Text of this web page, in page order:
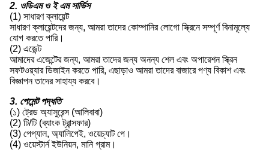
2. ওডিএম ও ই এম সার্ভিস
(1) সাধারণ ক্লায়েন্ট
সাধারণ ক্লায়েন্টদের জন্য, আমরা তাদের কোম্পানির লোগো স্ক্রিনে সম্পূর্ণ বিনামূল্যে
যোগ করতে পারি।
(2) এজেন্ট
আমাদের এজেন্টের জন্য, আমরা তাদের জন্য অনন্য শেল এবং অপারেশন স্ক্রিন
সফটওয়্যার ডিজাইন করতে পারি, এছাড়াও আমরা তাদের বাজারে পণ্য বিকাশ এবং
বিজ্ঞাপন তাদের সাহায্য করবে।
3. পেমেন্ট পদ্ধতি
(১) ট্রেড অ্যাসুরেন্স (আলিবাবা)
(2) টি/টি (ব্যাংক ট্রান্সফার)
(3) পেপ্যাল, অ্যালিপেই, ওয়েচ্যাট পে।
(4) ওয়েস্টার্ন ইউনিয়ন, মানি গ্রাম।